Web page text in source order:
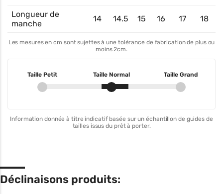
Longueur de
manche
14 14.5 15 16 17 18
Les mesures en cm sont sujettes à une tolérance de fabrication de plus ou
moins 2cm.
Taille Petit Taille Normal Taille Grand
Information donnée à titre indicatif basée sur un échantillon de guides de
tailles issus du prêt à porter.
Déclinaisons produits: